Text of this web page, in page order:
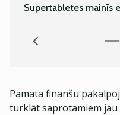
Supertabletes mainīs
Pamata finanšu
turklāt saprotamiem jau